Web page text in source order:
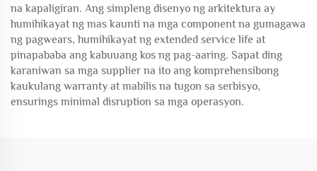
na kapaligiran. Ang simpleng disenyo ng arkitektura ay
humihikayat ng mas kaunti na mga component na gumagawa
ng pagwears, humihikayat ng extended service life at
pinapababa ang kabuuang kos ng pag-aaring. Sapat ding
karaniwan sa mga supplier na ito ang komprehensibong
kaukulang warranty at mabilis na tugon sa serbisyo,
ensurings minimal disruption sa mga operasyon.